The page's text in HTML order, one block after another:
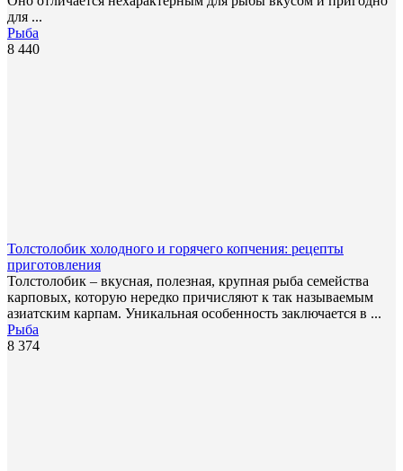
для ...
Рыба
8 440
Толстолобик холодного и горячего копчения: рецепты
приготовления
Толстолобик – вкусная, полезная, крупная рыба семейства
карповых, которую нередко причисляют к так называемым
азиатским карпам. Уникальная особенность заключается в ...
Рыба
8 374